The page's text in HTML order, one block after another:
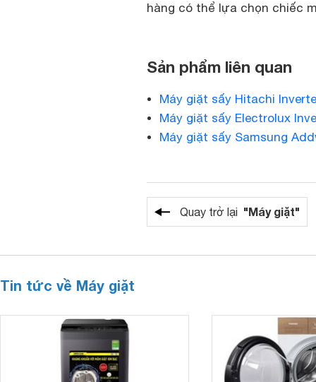
hàng có thể lựa chọn chiếc
Sản phẩm liên quan
Máy giặt sấy Hitachi
Máy giặt sấy Electrolux
Máy giặt sấy Samsung
Quay trở lại "Máy giặt"
Tin tức về Máy giặt